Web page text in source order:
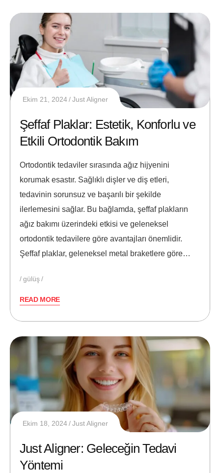
Ekim 21, 2024 Just Aligner
Şeffaf Plaklar: Estetik, Konforlu ve
Etkili Ortodontik Bakım
Ortodontik tedaviler sırasında ağız hijyenini
korumak esastır. Sağlıklı dişler ve diş etleri,
tedavinin sorunsuz ve başarılı bir şekilde
ilerlemesini sağlar. Bu bağlamda, şeffaf plakların
ağız bakımı üzerindeki etkisi ve geleneksel
ortodontik tedavilere göre avantajları önemlidir.
Şeffaf plaklar, geleneksel metal braketlere göre…
gülüş
READ MORE
Ekim 18, 2024 Just Aligner
Just Aligner: Geleceğin Tedavi
Yöntemi